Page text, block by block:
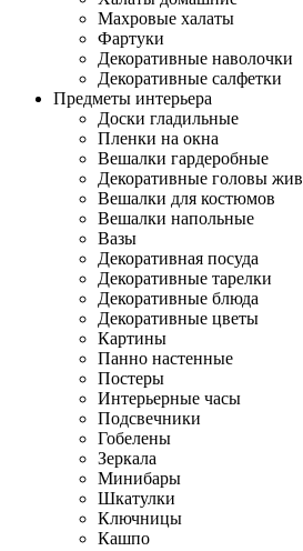
Махровые халаты
Фартуки
Декоративные наволочки
Декоративные салфетки
Предметы интерьера
Доски гладильные
Пленки на окна
Вешалки гардеробные
Декоративные головы
Вешалки для костюмов
Вешалки напольные
Вазы
Декоративная посуда
Декоративные тарелки
Декоративные блюда
Декоративные цветы
Картины
Панно настенные
Постеры
Интерьерные часы
Подсвечники
Гобелены
Зеркала
Минибары
Шкатулки
Ключницы
Кашпо